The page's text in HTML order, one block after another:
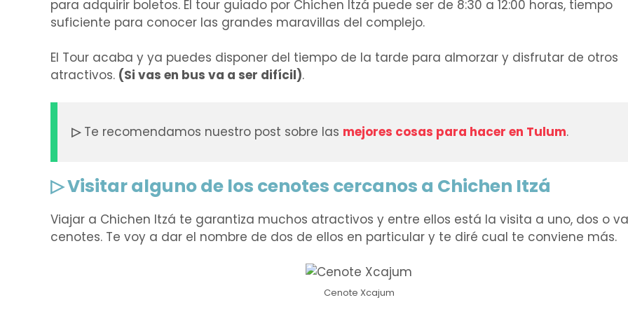
para adquirir boletos. El tour guiado por Chichen Itzá puede ser de 8:30 a 12:00 horas, tiempo
suficiente para conocer las grandes maravillas del complejo.
El Tour acaba y ya puedes disponer del tiempo de la tarde para almorzar y disfrutar de otros
atractivos. (Si vas en bus va a ser difícil).
▷Te recomendamos nuestro post sobre las mejores cosas para hacer en Tulum.
▷ Visitar alguno de los cenotes cercanos a Chichen Itzá
Viajar a Chichen Itzá te garantiza muchos atractivos y entre ellos está la visita a uno, dos o
cenotes. Te voy a dar el nombre de dos de ellos en particular y te diré cual te conviene más.
Cenote Xcajum